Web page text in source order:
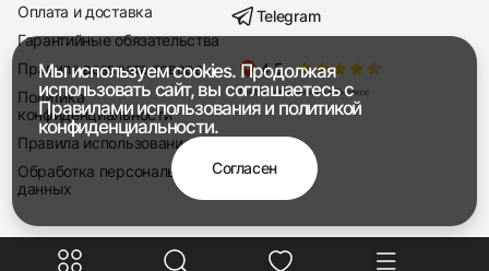
+7 916 221-22-37
Мы насвязи 08:00 — 19:00
Оплата и доставка
Гарантийные обязательства
Правила возврата товара
Политика
конфиденциальности
Правила использования
Обработка персональных
данных
Telegram
Мы используем cookies. Продолжая
использовать сайт, вы соглашаетесь с
Правилами использованияи политикой
конфиденциальности.
Согласен